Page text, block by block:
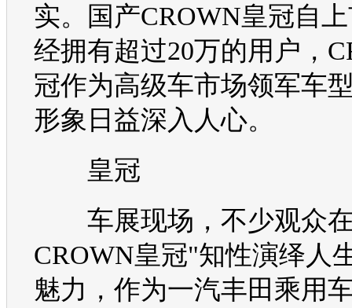
实。国产CROWN皇冠自
经拥有超过20万的用户，
冠作为高级车市场领军车
形象日益深入人心。
皇冠
车展现场，不少观众
CROWN皇冠"知性演绎人
魅力，作为一汽丰田 乘用